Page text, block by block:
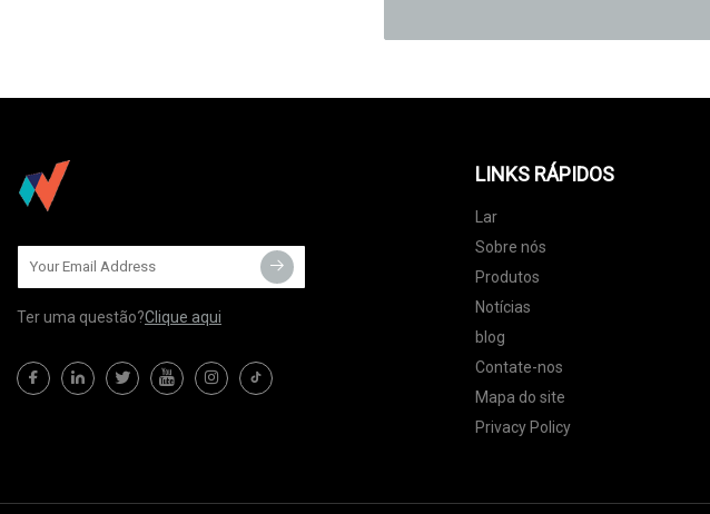
Ter uma questão?Clique aqui
LINKS RÁPIDOS
Lar
Sobre nós
Produtos
Notícias
blog
Contate-nos
Mapa do site
Privacy Policy